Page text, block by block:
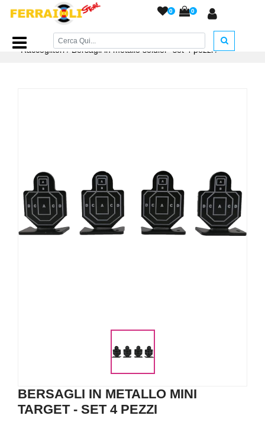
0 0
Home Page/ACCESSORI ARMERIA/Bersagli e
Raccoglitori/Bersagli in metallo soldier- set 4 pezzi/
BERSAGLI IN METALLO MINI
TARGET - SET 4 PEZZI